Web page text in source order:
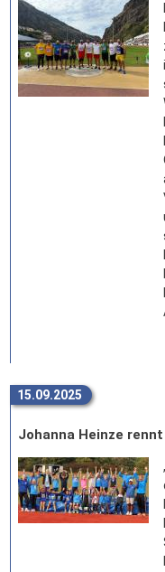
15.09.2025
Johanna Heinze